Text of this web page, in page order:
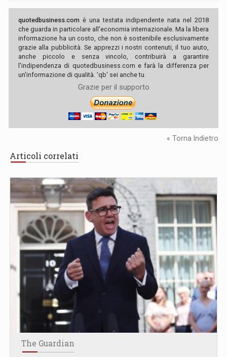
quotedbusiness.com è una testata indipendente nata nel 2018
che guarda in particolare all'economia internazionale. Ma la libera
informazione ha un costo, che non è sostenibile esclusivamente
grazie alla pubblicità. Se apprezzi i nostri contenuti, il tuo aiuto,
anche piccolo e senza vincolo, contribuirà a garantire
l'indipendenza di quotedbusiness.com e farà la differenza per
un'informazione di qualità. 'qb' sei anche tu.
Grazie per il supporto
« Torna Indietro
Articoli correlati
The Guardian